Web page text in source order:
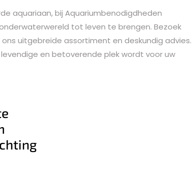
aquariaan, bij Aquariumbenodigdheden
tot leven te brengen. Bezoek
uitgebreide assortiment en deskundig advies.
en betoverende plek wordt voor uw